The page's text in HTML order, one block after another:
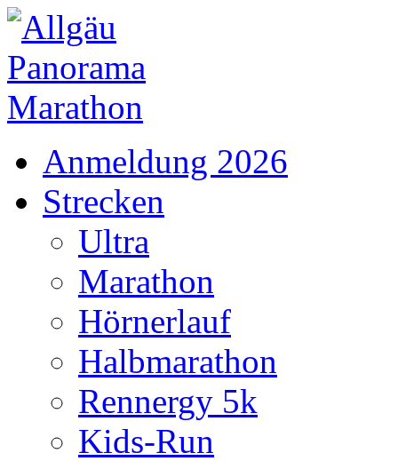
Anmeldung 2026
Strecken
Ultra
Marathon
Hörnerlauf
Halbmarathon
Rennergy 5k
Kids-Run